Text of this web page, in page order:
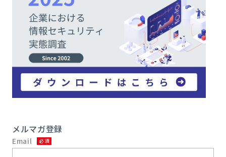
メルマガ登録
Email